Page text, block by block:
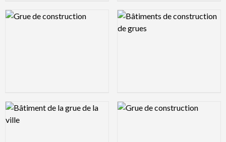
Logo Preview Image Logo Preview Image
Logo Preview Image Logo Preview Image